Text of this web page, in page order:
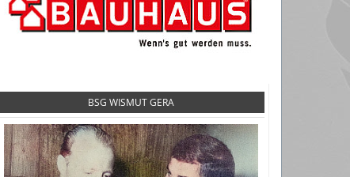
BSG WISMUT GERA